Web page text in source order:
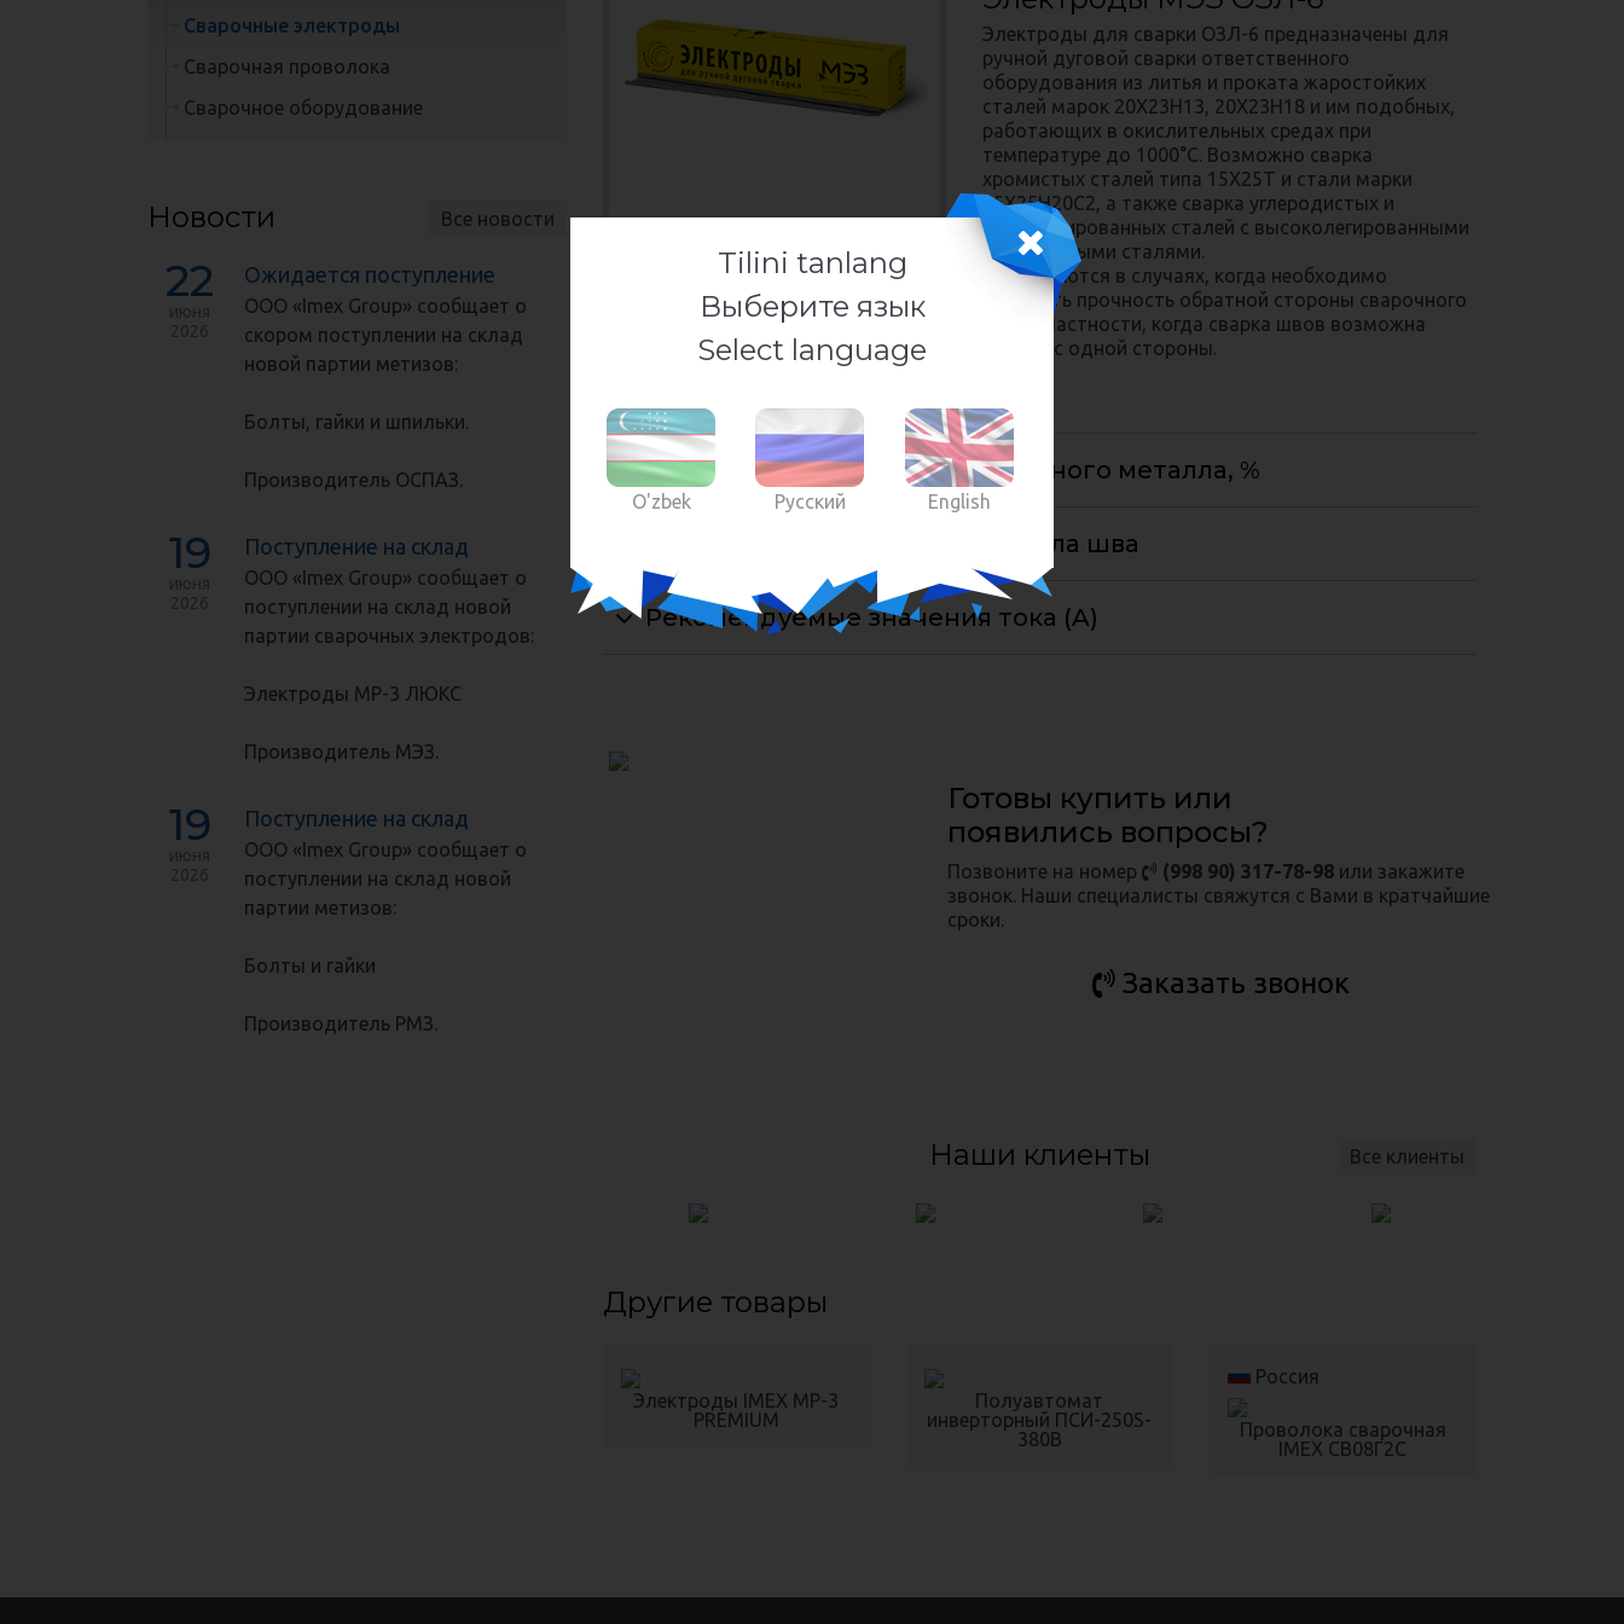
Tilini tanlang
Выберите язык
Select language
O'zbek Русский English
Сварочные электроды
Сварочная проволока
Сварочное оборудование
Все новости
Новости
22 Ожидается поступление
ООО «Imex Group» сообщает о
скором поступлении на склад
новой партии метизов:
Болты, гайки и шпильки.
Производитель ОСПАЗ.
19 Поступление на склад
ООО «Imex Group» сообщает о
поступлении на склад новой
партии сварочных электродов:
Электроды МР-3 ЛЮКС
Производитель МЭЗ.
19 Поступление на склад
ООО «Imex Group» сообщает о
поступлении на склад новой
партии метизов:
Болты и гайки
Производитель РМЗ.
Электроды для сварки ОЗЛ-6 предназначены для
ручной дуговой сварки ответственного
оборудования из литья и проката жаростойких
сталей марок 20Х23Н13, 20Х23Н18 и им подобных,
работающих в окислительных средах при
температуре до 1000°С. Возможно сварка
хромистых сталей типа 15Х25Т и стали марки
25Х25Н20С2, а также сварка углеродистых и
низколегированных сталей с высоколегированными
аустенитными сталями.
Применяются в случаях, когда необходимо
повысить прочность обратной стороны сварочного
шва, в частности, когда сварка швов возможна
только с одной стороны.
Химический состав наплавленного металла, %
Механические свойства металла шва
Рекомендуемые значения тока (A)
Готовы купить или
появились вопросы?
Позвоните на номер (998 90) 317-78-98или закажите
звонок. Наши специалисты свяжутся с Вами в кратчайшие
сроки.
Заказать звонок
Все клиенты
Наши клиенты
Другие товары
Электроды IMEX МР-3
PREMIUM
Полуавтомат
инверторный ПСИ-250S-
380В
Россия
Проволока сварочная
IMEX СВ08Г2С